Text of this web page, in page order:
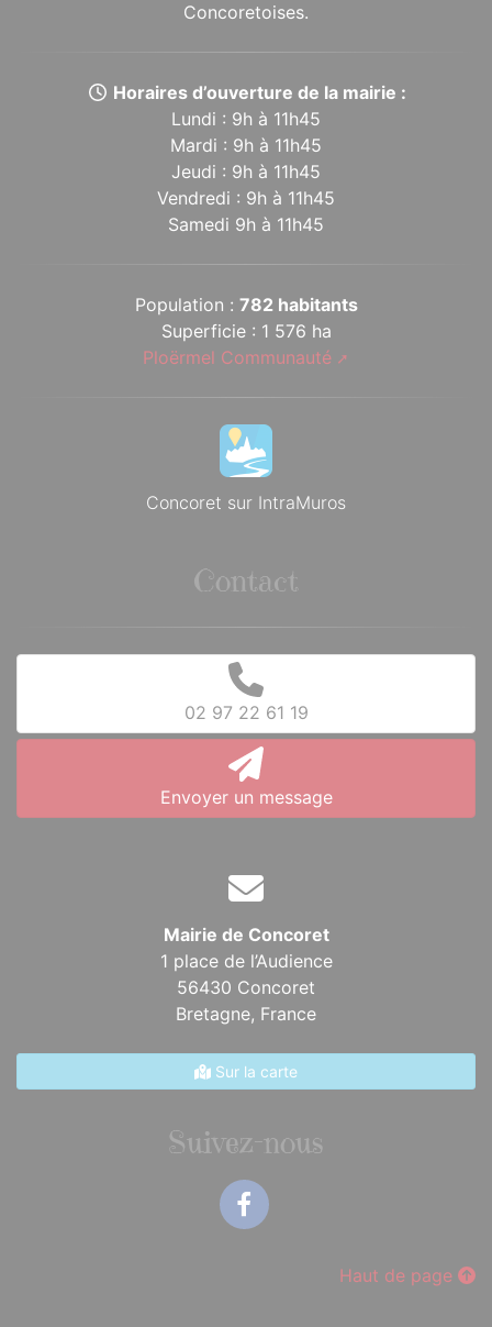
Concoretoises.
Horaires d’ouverture de la mairie :
Lundi : 9h à 11h45
Mardi : 9h à 11h45
Jeudi : 9h à 11h45
Vendredi : 9h à 11h45
Samedi 9h à 11h45
Population : 782 habitants
Superficie : 1 576 ha
Ploërmel Communauté
Concoret sur IntraMuros
Contact
02 97 22 61 19
Envoyer un message
Mairie de Concoret
1 place de l’Audience
56430 Concoret
Bretagne, France
Sur la carte
Suivez-nous
Haut de page